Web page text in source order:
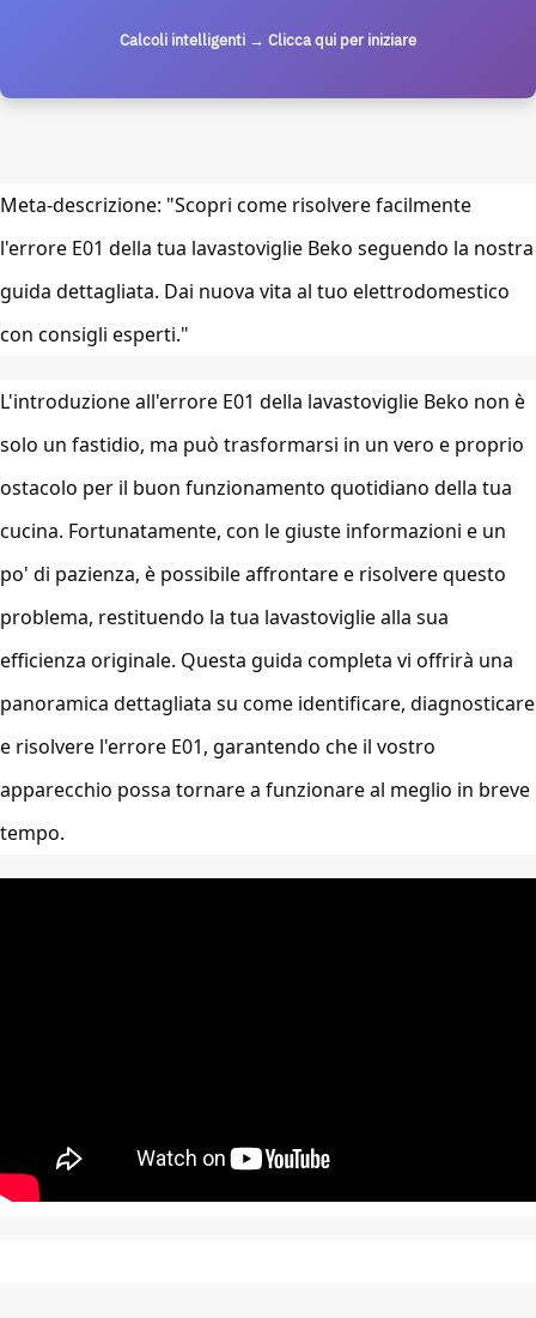
Calcoli intelligenti → Clicca qui per iniziare
Meta-descrizione: "Scopri come risolvere facilmente
l'errore E01 della tua lavastoviglie Beko seguendo la nostra
guida dettagliata. Dai nuova vita al tuo elettrodomestico
con consigli esperti."
L'introduzione all'errore E01 della lavastoviglie Beko non è
solo un fastidio, ma può trasformarsi in un vero e proprio
ostacolo per il buon funzionamento quotidiano della tua
cucina. Fortunatamente, con le giuste informazioni e un
po' di pazienza, è possibile affrontare e risolvere questo
problema, restituendo la tua lavastoviglie alla sua
efficienza originale. Questa guida completa vi offrirà una
panoramica dettagliata su come identificare, diagnosticare
e risolvere l'errore E01, garantendo che il vostro
apparecchio possa tornare a funzionare al meglio in breve
tempo.